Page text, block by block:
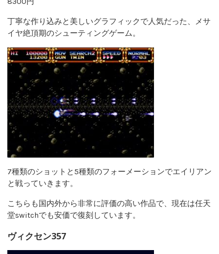
丁寧な作り込みと美しいグラフィックで人気だった、メサ
イヤ絶頂期のシューティングゲーム。
7種類のショットと5種類のフォーメーションでエイリアン
と戦っていきます。
こちらも国内外から非常に評価の高い作品で、現在は任天
堂switchでも安価で復刻しています。
ヴィクセン357